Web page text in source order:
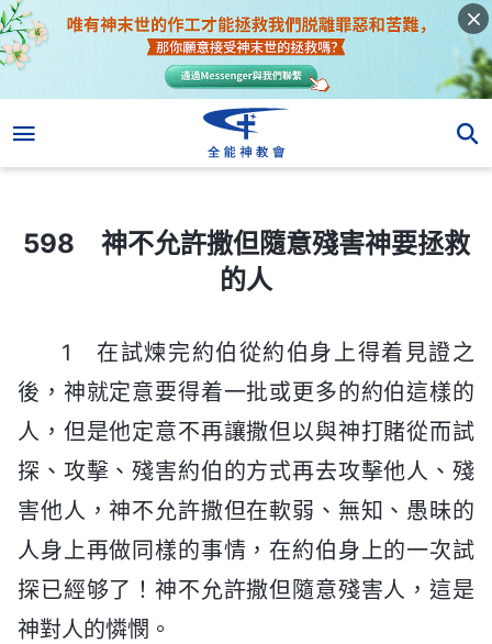
598 神不允許撒但隨意殘害神要拯救的人
598 神不允許撒但隨意殘害神要拯救
的人
1 在試煉完約伯從約伯身上得着見證之
後，神就定意要得着一批或更多的約伯這樣的
人，但是他定意不再讓撒但以與神打賭從而試
探、攻擊、殘害約伯的方式再去攻擊他人、殘
害他人，神不允許撒但在軟弱、無知、愚昧的
人身上再做同樣的事情，在約伯身上的一次試
探已經够了！神不允許撒但隨意殘害人，這是
神對人的憐憫。